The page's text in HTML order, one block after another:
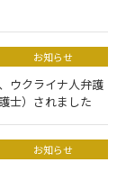
お知らせ
ウクライナ人弁護
士）されました
お知らせ